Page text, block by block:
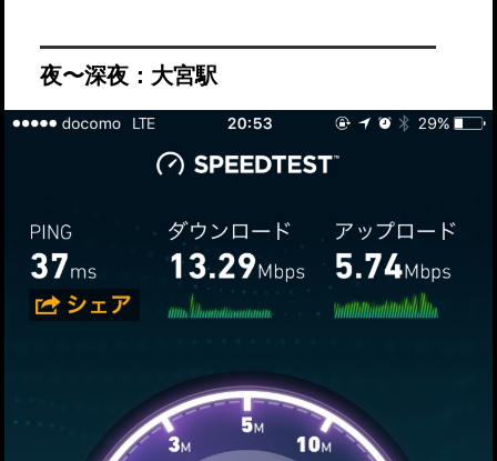
夜〜深夜：大宮駅